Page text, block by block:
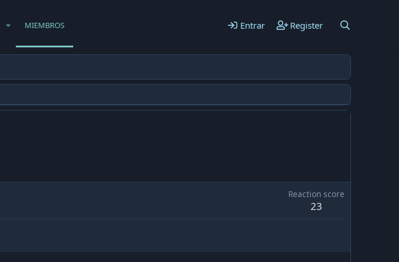
MIEMBROS Entrar Register
Reaction score
23